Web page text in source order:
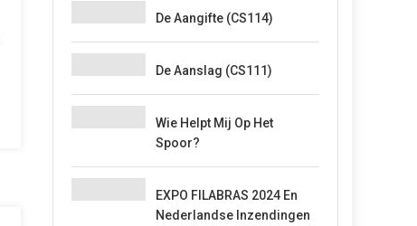
De Aangifte (CS114)
De Aanslag (CS111)
Wie Helpt Mij Op Het
Spoor?
EXPO FILABRAS 2024 En
Nederlandse Inzendingen